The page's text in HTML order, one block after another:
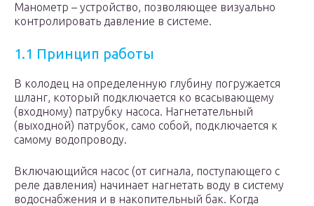
Манометр – устройство, позволяющее визуально
контролировать давление в системе.
1.1 Принцип работы
В колодец на определенную глубину погружается
шланг, который подключается ко всасывающему
(входному) патрубку насоса. Нагнетательный
(выходной) патрубок, само собой, подключается к
самому водопроводу.
Включающийся насос (от сигнала, поступающего с
реле давления) начинает нагнетать воду в систему
водоснабжения и в накопительный бак. Когда